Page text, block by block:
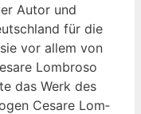
Autor und
für die
vor allem von
Lom­bro­so
das Werk des
Cesa­re Lom­